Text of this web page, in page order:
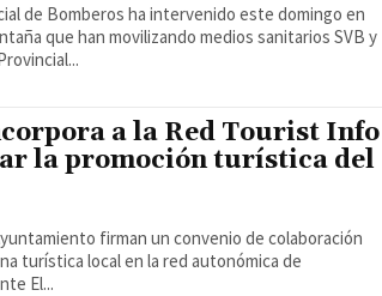
de Bomberos ha intervenido este domingo en
que han movilizando medios sanitarios SVB y
Provincial...
a la Red Tourist Info
la promoción turística del
firman un convenio de colaboración
turística local en la red autonómica de
información al visitante El...